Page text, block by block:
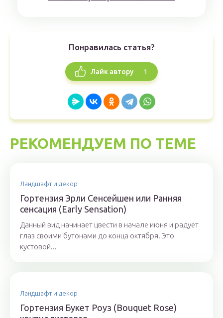
Понравилась статья?
Лайк автору 1
РЕКОМЕНДУЕМ ПО ТЕМЕ
Ландшафт и декор
Гортензия Эрли Сенсейшен или Ранняя
сенсация (Early Sensation)
Данный вид начинает цвести в начале июня и радует
глаз своими бутонами до конца октября. Это
кустовой...
Ландшафт и декор
Гортензия Букет Роуз (Bouquet Rose)